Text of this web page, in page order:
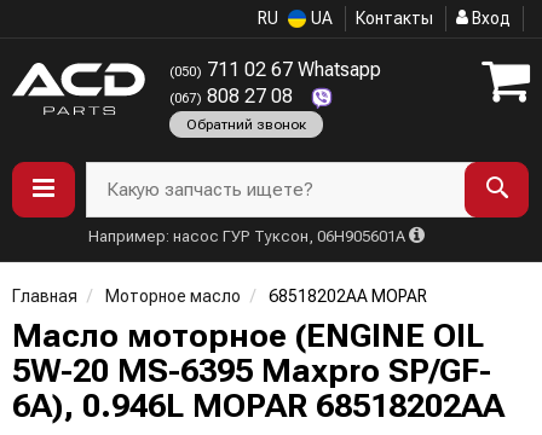
RU UA Контакты Вход
(050) 711 02 67 Whatsapp
(067) 808 27 08
Обратний звонок
Какую запчасть ищете?
Например: насос ГУР Туксон, 06H905601A
Главная Моторное масло 68518202AA MOPAR
Масло моторное (ENGINE OIL
5W-20 MS-6395 Maxpro SP/GF-
6A), 0.946L MOPAR 68518202AA